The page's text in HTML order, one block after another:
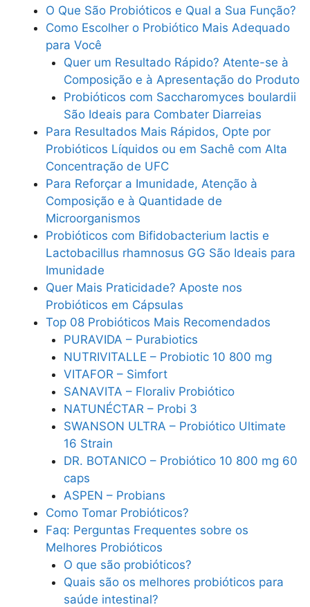
O Que São Probióticos e Qual a Sua Função?
Como Escolher o Probiótico Mais Adequado
para Você
Quer um Resultado Rápido? Atente-se à
Composição e à Apresentação do Produto
Probióticos com Saccharomyces boulardii
São Ideais para Combater Diarreias
Para Resultados Mais Rápidos, Opte por
Probióticos Líquidos ou em Sachê com Alta
Concentração de UFC
Para Reforçar a Imunidade, Atenção à
Composição e à Quantidade de
Microorganismos
Probióticos com Bifidobacterium lactis e
Lactobacillus rhamnosus GG São Ideais para
Imunidade
Quer Mais Praticidade? Aposte nos
Probióticos em Cápsulas
Top 08 Probióticos Mais Recomendados
PURAVIDA – Purabiotics
NUTRIVITALLE – Probiotic 10 800 mg
VITAFOR – Simfort
SANAVITA – Floraliv Probiótico
NATUNÉCTAR – Probi 3
SWANSON ULTRA – Probiótico Ultimate
16 Strain
DR. BOTANICO – Probiótico 10 800 mg 60
caps
ASPEN – Probians
Como Tomar Probióticos?
Faq: Perguntas Frequentes sobre os
Melhores Probióticos
O que são probióticos?
Quais são os melhores probióticos para
saúde intestinal?